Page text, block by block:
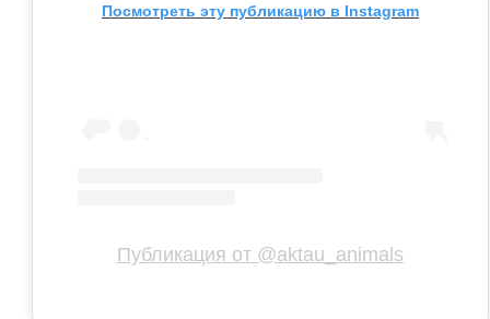
Посмотреть эту публикацию в Instagram
Публикация от @aktau_animals